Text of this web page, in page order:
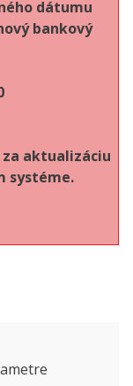
dátumu
bankový
aktualizáciu
systéme.
Výrobca